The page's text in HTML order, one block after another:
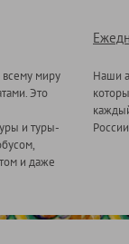
миру
Это
и туры-
и даже
Наши